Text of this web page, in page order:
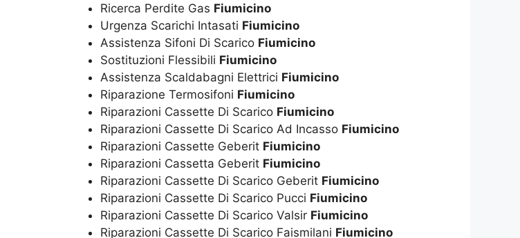
Ricerca Perdite Gas Fiumicino
Urgenza Scarichi Intasati Fiumicino
Assistenza Sifoni Di Scarico Fiumicino
Sostituzioni Flessibili Fiumicino
Assistenza Scaldabagni Elettrici Fiumicino
Riparazione Termosifoni Fiumicino
Riparazioni Cassette Di Scarico Fiumicino
Riparazioni Cassette Di Scarico Ad Incasso Fiumicino
Riparazioni Cassette Geberit Fiumicino
Riparazioni Cassetta Geberit Fiumicino
Riparazioni Cassette Di Scarico Geberit Fiumicino
Riparazioni Cassette Di Scarico Pucci Fiumicino
Riparazioni Cassette Di Scarico Valsir Fiumicino
Riparazioni Cassette Di Scarico Faismilani Fiumicino